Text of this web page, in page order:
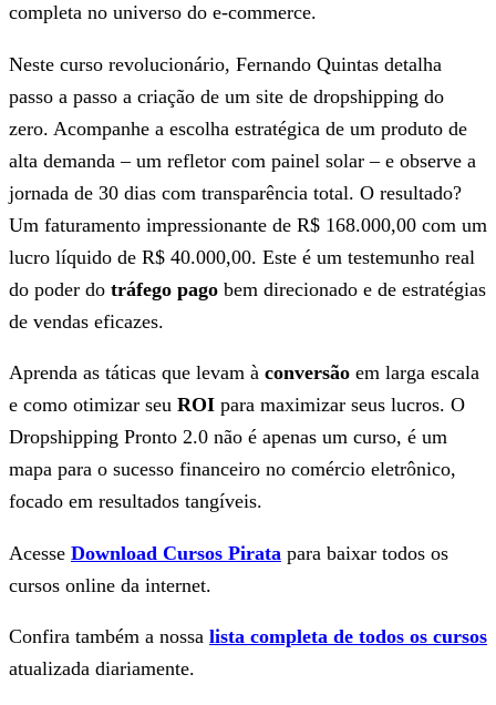
completa no universo do e-commerce.
Neste curso revolucionário, Fernando Quintas detalha
passo a passo a criação de um site de dropshipping do
zero. Acompanhe a escolha estratégica de um produto de
alta demanda – um refletor com painel solar – e observe a
jornada de 30 dias com transparência total. O resultado?
Um faturamento impressionante de R$ 168.000,00 com um
lucro líquido de R$ 40.000,00. Este é um testemunho real
do poder do tráfego pago bem direcionado e de estratégias
de vendas eficazes.
Aprenda as táticas que levam à conversão em larga escala
e como otimizar seu ROI para maximizar seus lucros. O
Dropshipping Pronto 2.0 não é apenas um curso, é um
mapa para o sucesso financeiro no comércio eletrônico,
focado em resultados tangíveis.
Acesse Download Cursos Pirata para baixar todos os
cursos online da internet.
Confira também a nossa lista completa de todos os cursos
atualizada diariamente.